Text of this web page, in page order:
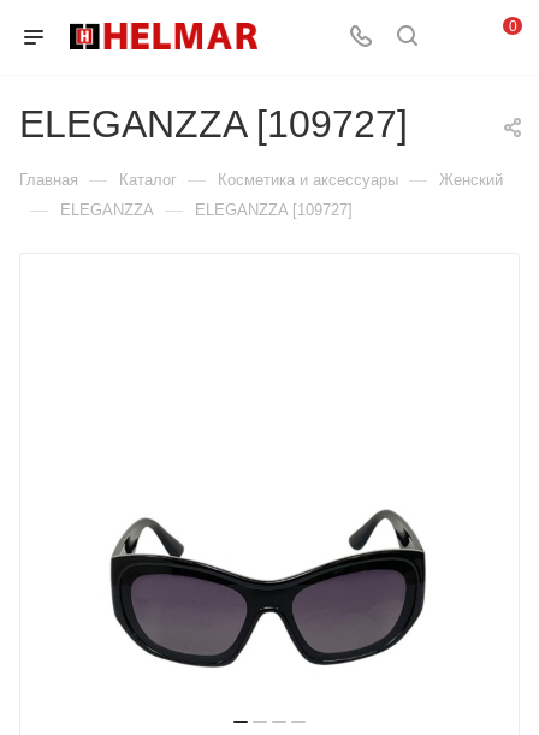
0
ELEGANZZA [109727]
Главная — Каталог — Косметика и аксессуары — Женский
— ELEGANZZA — ELEGANZZA [109727]